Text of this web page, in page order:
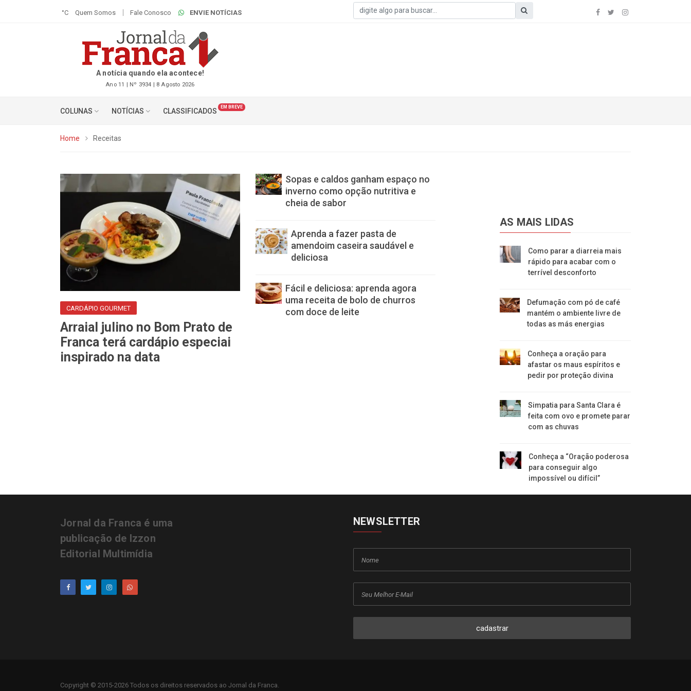
°C Quem Somos Fale Conosco ENVIE NOTÍCIAS
A notícia quando ela acontece!
Ano 11 | Nº 3934 | 8 Agosto 2026
COLUNAS NOTÍCIAS CLASSIFICADOS EM BREVE
Home Receitas
CARDÁPIO GOURMET
Arraial julino no Bom Prato de
Franca terá cardápio especiai
inspirado na data
Sopas e caldos ganham espaço no
inverno como opção nutritiva e
cheia de sabor
Aprenda a fazer pasta de
amendoim caseira saudável e
deliciosa
Fácil e deliciosa: aprenda agora
uma receita de bolo de churros
com doce de leite
AS MAIS LIDAS
Como parar a diarreia mais
rápido para acabar com o
terrível desconforto
Defumação com pó de café
mantém o ambiente livre de
todas as más energias
Conheça a oração para
afastar os maus espíritos e
pedir por proteção divina
Simpatia para Santa Clara é
feita com ovo e promete parar
com as chuvas
Conheça a “Oração poderosa
para conseguir algo
impossível ou difícil”
Jornal da Franca é uma
publicação de Izzon
Editorial Multimídia
NEWSLETTER
cadastrar
Copyright © 2015-2026 Todos os direitos reservados ao Jornal da Franca.